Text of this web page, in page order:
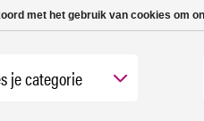
| Nu 25% korting op
je categorie
met het gebruik van cookies om